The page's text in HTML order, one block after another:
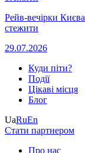
Рейв-вечірки
стежити
29.07.2026
Куди піти?
Події
Цікаві місця
Блог
UaRuEn
Стати партнером
Про нас